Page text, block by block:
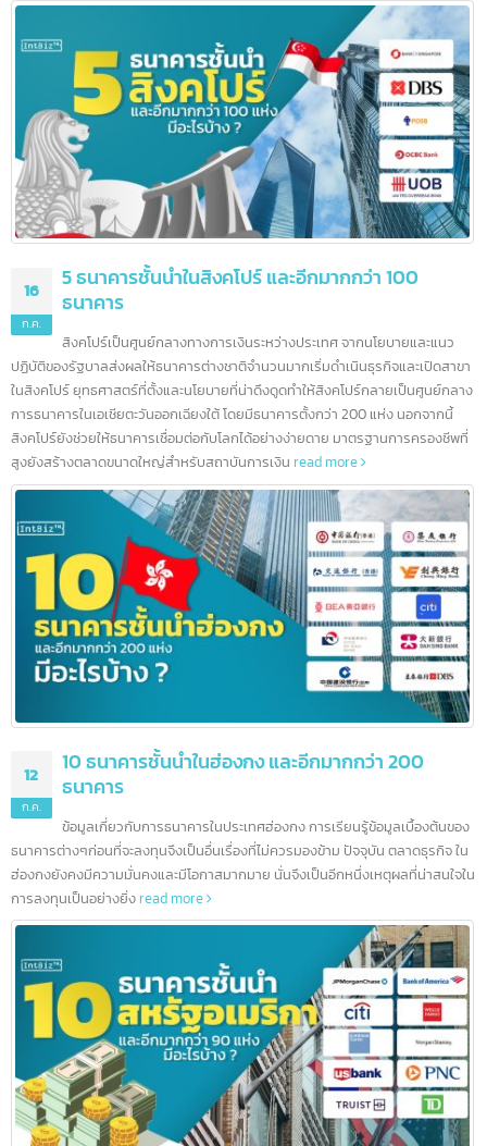
บทความล่าสุด
16
ก.ค.
5 ธนาคารชั้นนำในสิงคโปร์ และอีกมากกว่า 100
ธนาคาร
สิงคโปร์เป็นศูนย์กลางทางการเงินระหว่างประเทศ จากนโยบายและแนว
ปฏิบัติของรัฐบาลส่งผลให้ธนาคารต่างชาติจำนวนมากเริ่มดำเนินธุรกิจและเปิดสา
ในสิงคโปร์ ยุทธศาสตร์ที่ตั้งและนโยบายที่น่าดึงดูดทำให้สิงคโปร์กลายเป็นศูนย์กล
การธนาคารในเอเชียตะวันออกเฉียงใต้ โดยมีธนาคารตั้งกว่า 200 แห่ง นอกจากนี้
สิงคโปร์ยังช่วยให้ธนาคารเชื่อมต่อกับโลกได้อย่างง่ายดาย มาตรฐานการครองชี
สูงยังสร้างตลาดขนาดใหญ่สำหรับสถาบันการเงิน read more
ก.ค.
10 ธนาคารชั้นนำในฮ่องกง และอีกมากกว่า 200
ข้อมูลเกี่ยวกับการธนาคารในประเทศฮ่องกง การเรียนรู้ข้อมูลเบื้องต้นข
ธนาคารต่างๆก่อนที่จะลงทุนจึงเป็นอื่นเรื่องที่ไม่ควรมองข้าม ปัจจุบัน ตลาดธุรกิจ
ฮ่องกงยังคงมีความมั่นคงและมีโอกาสมากมาย นั่นจึงเป็นอีกหนึ่งเหตุผลที่น่าสนใ
การลงทุนเป็นอย่างยิ่ง
read more